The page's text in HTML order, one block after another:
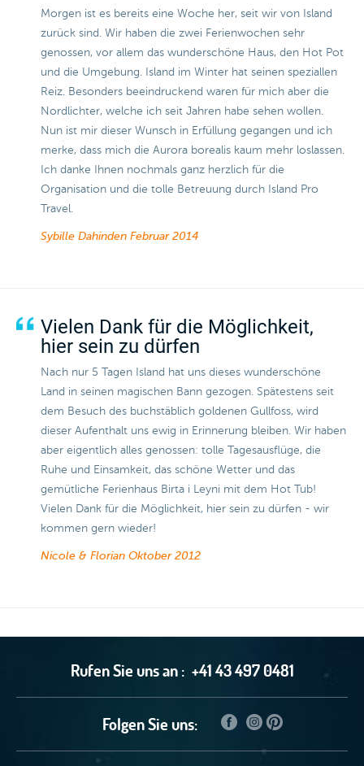
Morgen ist es bereits eine Woche her, seit wir von Island
zurück sind. Wir haben die zwei Ferienwochen sehr
genossen, vor allem das wunderschöne Haus, den Hot Pot
und die Umgebung. Island im Winter hat seinen speziallen
Reiz. Besonders beeindruckend waren für mich aber die
Nordlichter, welche ich seit Jahren habe sehen wollen.
Nun ist mir dieser Wunsch in Erfüllung gegangen und ich
merke, dass mich die Aurora borealis kaum mehr loslassen.
Ich danke Ihnen nochmals ganz herzlich für die
Organisation und die tolle Betreuung durch Island Pro
Travel.
Sybille Dahinden Februar 2014
Vielen Dank für die Möglichkeit,
hier sein zu dürfen
Nach nur 5 Tagen Island hat uns dieses wunderschöne
Land in seinen magischen Bann gezogen. Spätestens seit
dem Besuch des buchstäblich goldenen Gullfoss, wird
dieser Aufenthalt uns ewig in Erinnerung bleiben. Wir haben
aber eigentlich alles genossen: tolle Tagesausflüge, die
Ruhe und Einsamkeit, das schöne Wetter und das
gemütliche Ferienhaus Birta i Leyni mit dem Hot Tub!
Vielen Dank für die Möglichkeit, hier sein zu dürfen - wir
kommen gern wieder!
Nicole & Florian Oktober 2012
Rufen Sie uns an : +41 43 497 0481
Folgen Sie uns: